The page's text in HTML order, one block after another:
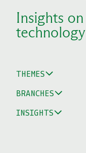
Insights on
technology
THEMES
BRANCHES
INSIGHTS